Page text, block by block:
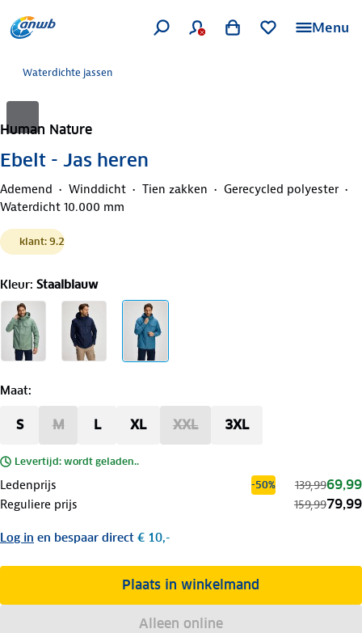
Menu
Waterdichte jassen
Human Nature
Ebelt - Jas heren
Ademend Winddicht Tien zakken
Gerecycled polyester
Waterdicht 10.000 mm
klant: 9.2
Kleur: Staalblauw
Maat:
S M L XL XXL 3XL
Levertijd: wordt geladen..
Ledenprijs -50% 139,9969,99
Reguliere prijs 159,9979,99
Log in en bespaar direct € 10,-
Plaats in winkelmand
Alleen online